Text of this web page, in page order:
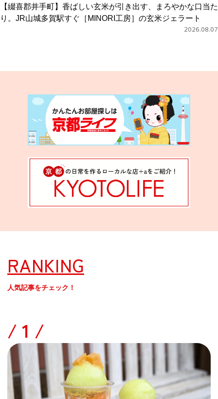
【綴喜郡井手町】香ばしい玄米が引き出す、まろやかな口当た
り。JR山城多賀駅すぐ［MINORI工房］の玄米ジェラート
2026.08.07
RANKING
人気記事をチェック！
/